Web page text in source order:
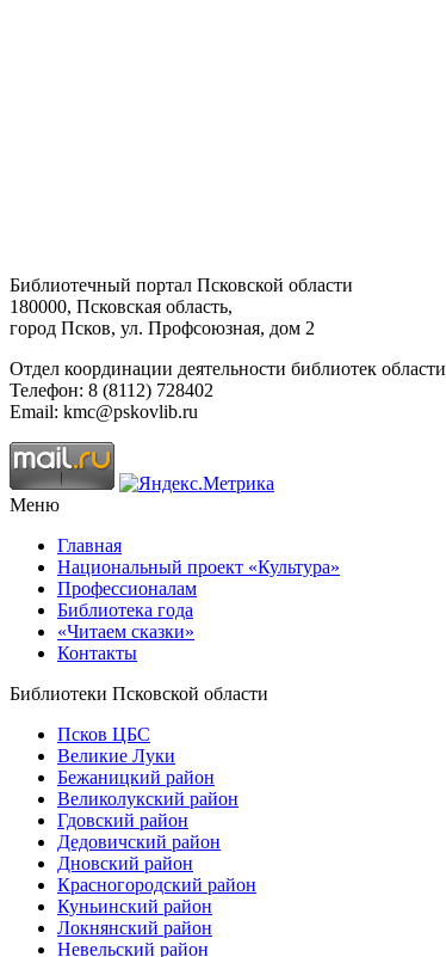
Библиотечный портал Псковской области
180000, Псковская область,
город Псков, ул. Профсоюзная, дом 2
Отдел координации деятельности библиотек области
Телефон: 8 (8112) 728402
Email: kmc@pskovlib.ru
Меню
Главная
Национальный проект «Культура»
Профессионалам
Библиотека года
«Читаем сказки»
Контакты
Библиотеки Псковской области
Псков ЦБС
Великие Луки
Бежаницкий район
Великолукский район
Гдовский район
Дедовичский район
Дновский район
Красногородский район
Куньинский район
Локнянский район
Невельский район